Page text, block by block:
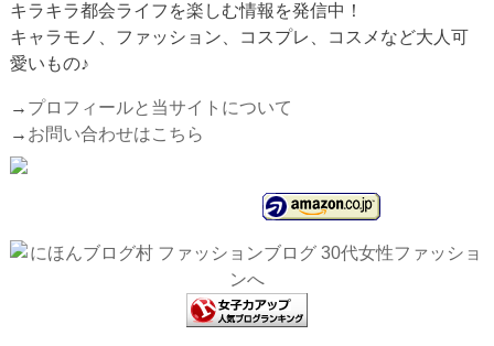
キラキラ都会ライフを楽しむ情報を発信中！
キャラモノ、ファッション、コスプレ、コスメなど大人可
愛いもの♪
→ プロフィールと当サイトについて
→ お問い合わせはこちら